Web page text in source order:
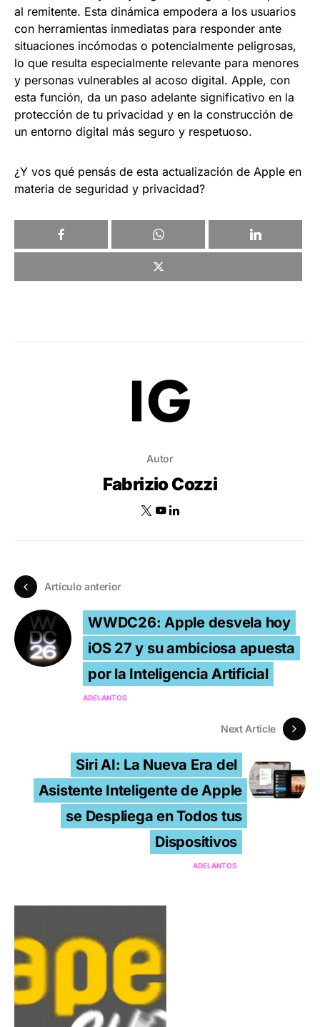
al remitente. Esta dinámica empodera a los usuarios
con herramientas inmediatas para responder ante
situaciones incómodas o potencialmente peligrosas,
lo que resulta especialmente relevante para menores
y personas vulnerables al acoso digital. Apple, con
esta función, da un paso adelante significativo en la
protección de tu privacidad y en la construcción de
un entorno digital más seguro y respetuoso.
¿Y vos qué pensás de esta actualización de Apple en
materia de seguridad y privacidad?
Autor
Fabrizio Cozzi
Artículo anterior
WWDC26: Apple desvela hoy
iOS 27 y su ambiciosa apuesta
por la Inteligencia Artificial
ADELANTOS
Next Article
Siri AI: La Nueva Era del
Asistente Inteligente de Apple
se Despliega en Todos tus
Dispositivos
ADELANTOS